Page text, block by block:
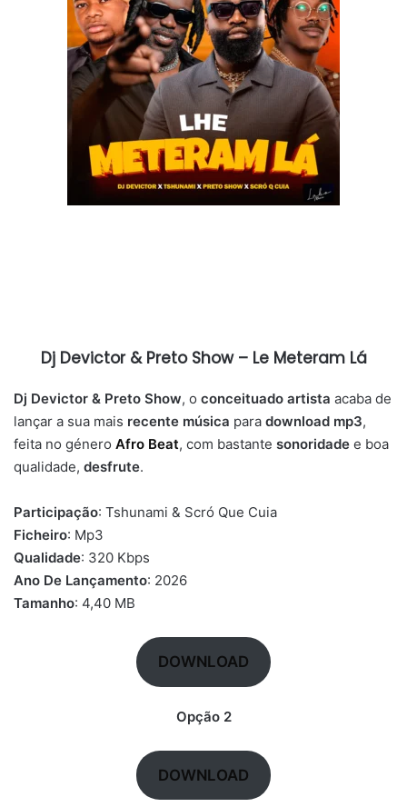
Dj Devictor & Preto Show – Le Meteram Lá
Dj Devictor & Preto Show, o conceituado artista acaba de
lançar a sua mais recente música para download mp3,
feita no género Afro Beat, com bastante sonoridade e boa
qualidade, desfrute.
Participação: Tshunami & Scró Que Cuia
Ficheiro: Mp3
Qualidade: 320 Kbps
Ano De Lançamento: 2026
Tamanho: 4,40 MB
DOWNLOAD
Opção 2
DOWNLOAD